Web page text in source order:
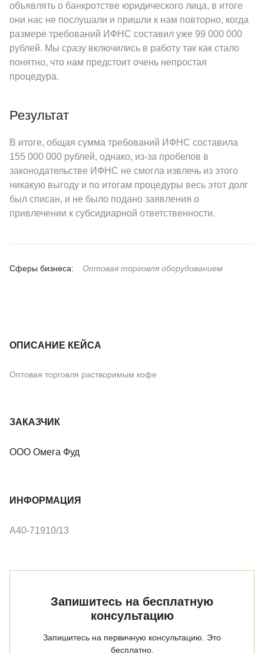
объявлять о банкротстве юридического лица, в итоге
они нас не послушали и пришли к нам повторно, когда
размере требований ИФНС составил уже 99 000 000
рублей. Мы сразу включились в работу так как стало
понятно, что нам предстоит очень непростая
процедура.
Результат
В итоге, общая сумма требований ИФНС составила
155 000 000 рублей, однако, из-за пробелов в
законодательстве ИФНС не смогла извлечь из этого
никакую выгоду и по итогам процедуры весь этот долг
был списан, и не было подано заявления о
привлечении к субсидиарной ответственности.
Сферы бизнеса: Оптовая торговля оборудованием
ОПИСАНИЕ КЕЙСА
Оптовая торговля растворимым кофе
ЗАКАЗЧИК
ООО Омега Фуд
ИНФОРМАЦИЯ
А40-71910/13
Запишитесь на бесплатную
консультацию
Запишитесь на первичную консультацию. Это
бесплатно.